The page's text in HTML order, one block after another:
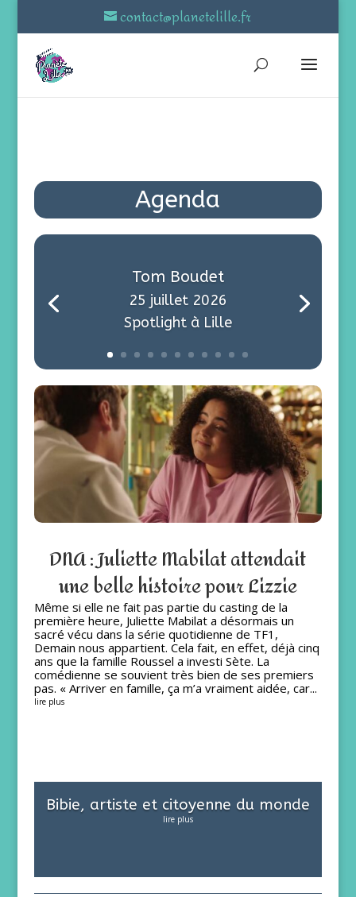
contact@planetelille.fr
Agenda
Tom Boudet
25 juillet 2026
Spotlight à Lille
DNA : Juliette Mabilat attendait
une belle histoire pour Lizzie
Même si elle ne fait pas partie du casting de la
première heure, Juliette Mabilat a désormais un
sacré vécu dans la série quotidienne de TF1,
Demain nous appartient. Cela fait, en effet, déjà cinq
ans que la famille Roussel a investi Sète. La
comédienne se souvient très bien de ses premiers
pas. « Arriver en famille, ça m’a vraiment aidée, car...
lire plus
Bibie, artiste et citoyenne du monde
lire plus